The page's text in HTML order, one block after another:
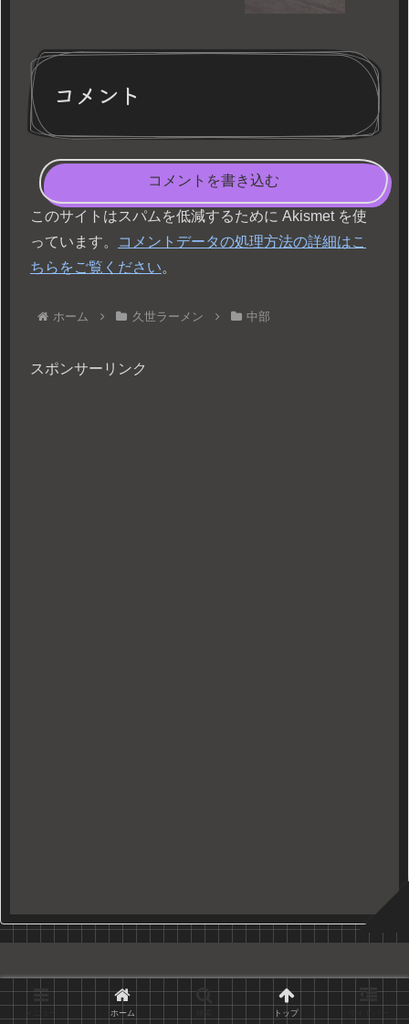
コメント
コメントを書き込む
このサイトはスパムを低減するために Akismet を使
っています。
コメントデータの処理方法の詳細はこ
ちらをご覧ください。
ホーム 久世ラーメン 中部
スポンサーリンク
Copyright © 2010-2026 久世日記 All Rights Reserved.
ホーム トップ